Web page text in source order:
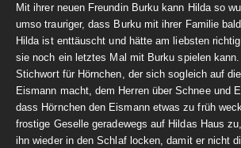
Mit ihrer neuen Freundin Burku kann Hilda so
umso trauriger, dass Burku mit ihrer Familie
Hilda ist enttäuscht und hätte am liebsten
sie noch ein letztes Mal mit Burku spielen
Stichwort für Hörnchen, der sich sogleich auf
Eismann macht, dem Herren über Schnee und
dass Hörnchen den Eismann etwas zu früh
frostige Geselle geradewegs auf Hildas Haus
ihn wieder in den Schlaf locken, damit er nicht